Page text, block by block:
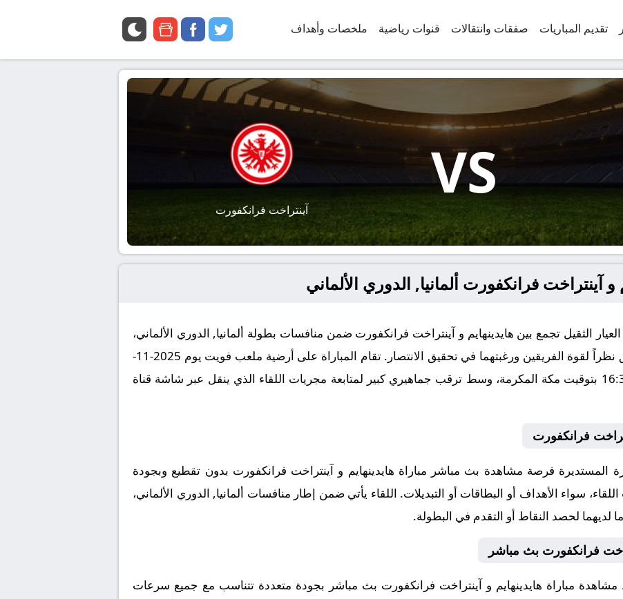
تقديم المباريات صفقات وانتقالات قنوات رياضية ملخصات وأهداف twitter
facebook
google
VS
آينتراخت فرانكفورت
آينتراخت فرانكفورت ألمانيا, الدوري الألماني
الثقيل تجمع بين هايدينهايم و آينتراخت فرانكفورت ضمن منافسات بطولة ألمانيا, الدوري الألماني،
في لقاء مرتقب يعد بالإثارة والتشويق نظراً لقوة الفريقين ورغبتهما في تحقيق الانتصار. تقام المباراة على أرضية ملعب فويت يوم 2025-11-
01، في توقيت حاسم عند الساعة 16:30 بتوقيت مكة المكرمة، وسط ترقب جماهيري كبير لمتابعة مجريات اللقاء الذي ينقل عبر شاشة قناة
فرانكفورت
المستديرة فرصة مشاهدة بث مباشر مباراة هايدينهايم و آينتراخت فرانكفورت بدون تقطيع وبجودة
سواء الأهداف أو البطاقات أو التبديلات. اللقاء يأتي ضمن إطار منافسات ألمانيا, الدوري الألماني،
لديهما لحصد النقاط أو التقدم في البطولة.
فرانكفورت بث مباشر
مباراة هايدينهايم و آينتراخت فرانكفورت بث مباشر بجودة متعددة تتناسب مع جميع سرعات